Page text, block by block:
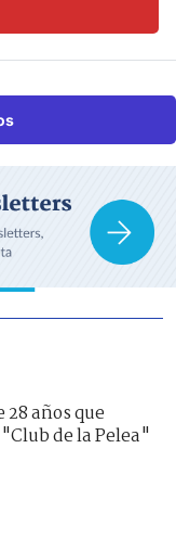
años que
de la Pelea"